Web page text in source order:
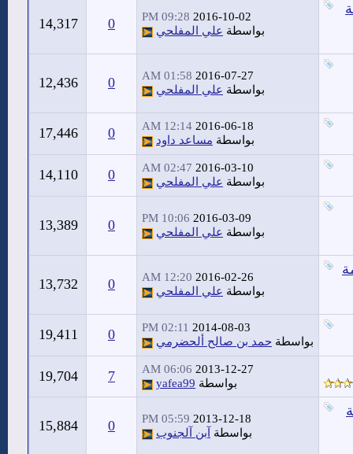
2016-10-02
09:28 PM
بواسطة علي المفلحي 0
14,317
2016-07-27
01:58 AM
بواسطة علي المفلحي 0
12,436
2016-06-18
12:14 AM
بواسطة مساعد داود 0
17,446
2016-03-10
02:47 AM
بواسطة علي المفلحي 0
14,110
2016-03-09
10:06 PM
بواسطة علي المفلحي 0
13,389
2016-02-26
12:20 AM
بواسطة علي المفلحي 0
13,732
2014-08-03
02:11 PM
بواسطة حمد بن صالح ألحضرمي 0
19,411
2013-12-27
06:06 AM
بواسطة yafea99
7
19,704
2013-12-18
05:59 PM
بواسطة
آبن آلجنوب 0
15,884